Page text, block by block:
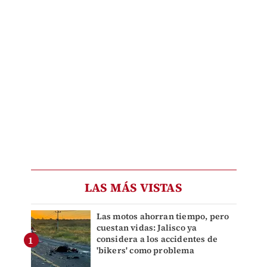
LAS MÁS VISTAS
Las motos ahorran tiempo, pero
cuestan vidas: Jalisco ya
considera a los accidentes de
'bikers' como problema